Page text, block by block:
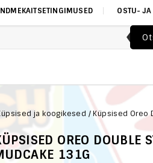
OSTU-
ja koogikesed /Küpsised Oreo
OREO DOUBLE
131G